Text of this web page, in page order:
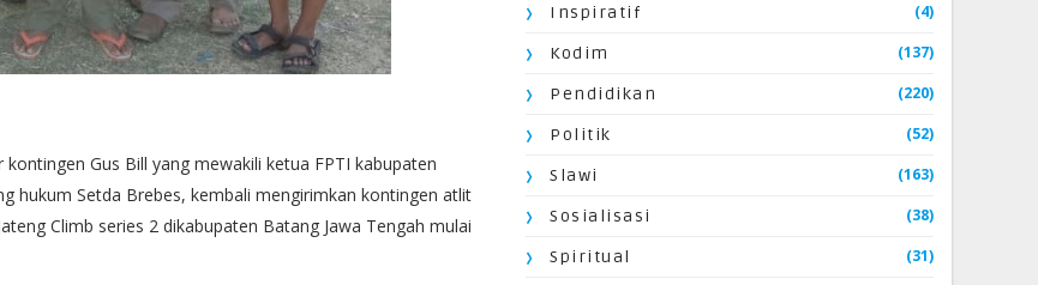
Gus Bill yang mewakili ketua FPTI kabupaten
hukum Setda Brebes, kembali mengirimkan kontingen atlit
Climb series 2 dikabupaten Batang Jawa Tengah mulai
Inspiratif (4)
Kodim (137)
Pendidikan (220)
Politik (52)
Slawi (163)
Sosialisasi (38)
Spiritual (31)